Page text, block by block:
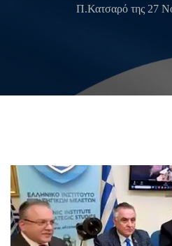
Π.Κατσαρό της 27